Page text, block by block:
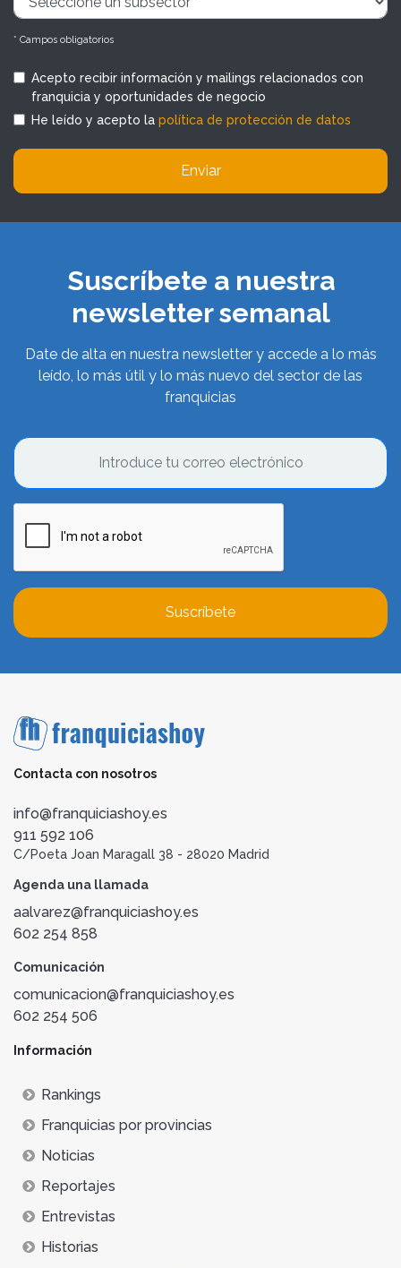
* Campos obligatorios
Acepto recibir información y mailings relacionados con
franquicia y oportunidades de negocio
He leído y acepto la política de protección de datos
Enviar
Suscríbete a nuestra
newsletter semanal
Date de alta en nuestra newsletter y accede a lo más
leído, lo más útil y lo más nuevo del sector de las
franquicias
Suscríbete
Contacta con nosotros
info@franquiciashoy.es
911 592 106
C/Poeta Joan Maragall 38 - 28020 Madrid
Agenda una llamada
aalvarez@franquiciashoy.es
602 254 858
Comunicación
comunicacion@franquiciashoy.es
602 254 506
Información
Rankings
Franquicias por provincias
Noticias
Reportajes
Entrevistas
Historias